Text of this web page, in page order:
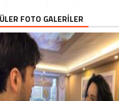
Not Alıyor
FOTO GALERİLER